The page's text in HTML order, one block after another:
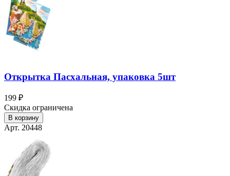
Открытка Пасхальная, упаковка 5шт
199 ₽
Скидка ограничена
В корзину
Арт. 20448